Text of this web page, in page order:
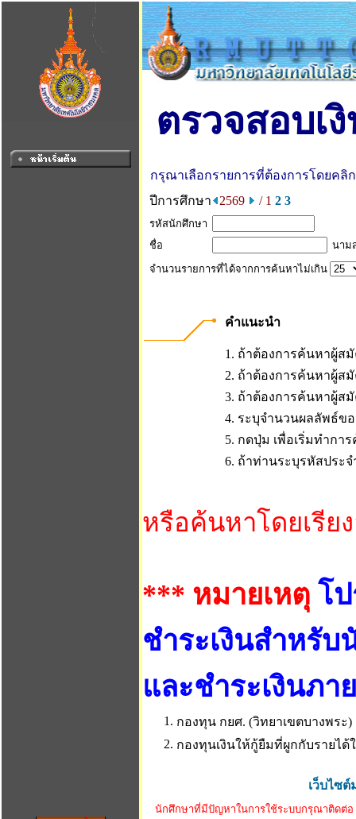
ตรวจสอบเ
กรุณาเลือกรายการที่ต้องการโดยคลิ
ปีการศึกษา
2569 / 1 2 3
รหัสนักศึกษา
ชื่อ
นา
จำนวนรายการที่ได้จากการค้นหาไม่เกิน
คำแนะนำ
1. ถ้าต้องการค้นหาผู้ส
2. ถ้าต้องการค้นหาผู้
3. ถ้าต้องการค้นหาผู้ส
4. ระบุจำนวนผลลัพธ์ข
5. กดปุ่ม เพื่อเริ่มทำกา
6. ถ้าท่านระบุรหัสประ
หรือค้นหาโดยเรีย
*** หมายเหตุ โ
ชำระเงินสำหรั
และชำระเงินภา
1. กองทุน กยศ. (วิทยาเขตบางพระ)
2. กองทุนเงินให้กู้ยืมที่ผูกกับรายได้
เว็บไซ
นักศึกษาที่มีปัญหาในการใช้ระบบกรุณาติดต่อ